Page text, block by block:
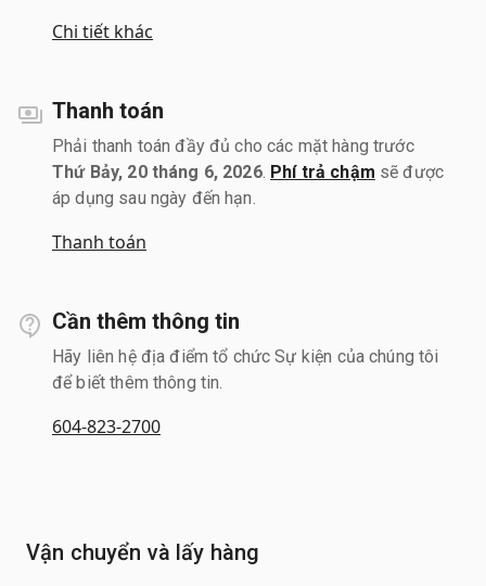
Chi tiết khác
Thanh toán
Phải thanh toán đầy đủ cho các mặt hàng trước
Thứ Bảy, 20 tháng 6, 2026. Phí trả chậm sẽ được
áp dụng sau ngày đến hạn.
Thanh toán
Cần thêm thông tin
Hãy liên hệ địa điểm tổ chức Sự kiện của chúng tôi
để biết thêm thông tin.
604-823-2700
Vận chuyển và lấy hàng